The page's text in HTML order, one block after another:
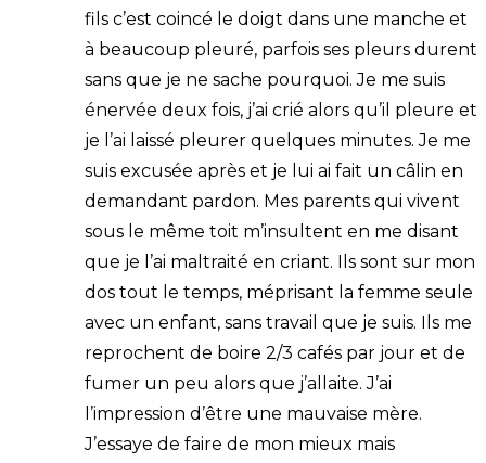
fils c’est coincé le doigt dans une manche et
à beaucoup pleuré, parfois ses pleurs durent
sans que je ne sache pourquoi. Je me suis
énervée deux fois, j’ai crié alors qu’il pleure et
je l’ai laissé pleurer quelques minutes. Je me
suis excusée après et je lui ai fait un câlin en
demandant pardon. Mes parents qui vivent
sous le même toit m’insultent en me disant
que je l’ai maltraité en criant. Ils sont sur mon
dos tout le temps, méprisant la femme seule
avec un enfant, sans travail que je suis. Ils me
reprochent de boire 2/3 cafés par jour et de
fumer un peu alors que j’allaite. J’ai
l’impression d’être une mauvaise mère.
J’essaye de faire de mon mieux mais